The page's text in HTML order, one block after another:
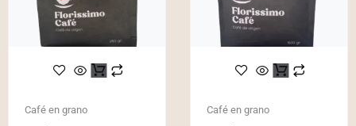
Café en grano Café en grano